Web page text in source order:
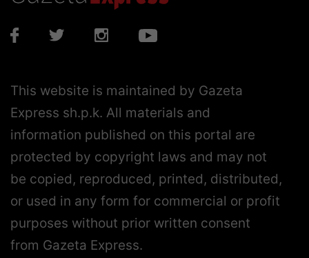
This website is maintained by Gazeta
Express sh.p.k. All materials and
information published on this portal are
protected by copyright laws and may not
be copied, reproduced, printed, distributed,
or used in any form for commercial or profit
purposes without prior written consent
from Gazeta Express.